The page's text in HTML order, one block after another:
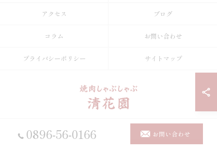
0896-56-0166 お問い合わせ
アクセス ブログ
コラム お問い合わせ
プライバシーポリシー サイトマップ
© 2026 愛媛県四国中央の焼肉なら焼肉しゃぶしゃぶ 清花園 ALL RIGHTS
RESERVED.